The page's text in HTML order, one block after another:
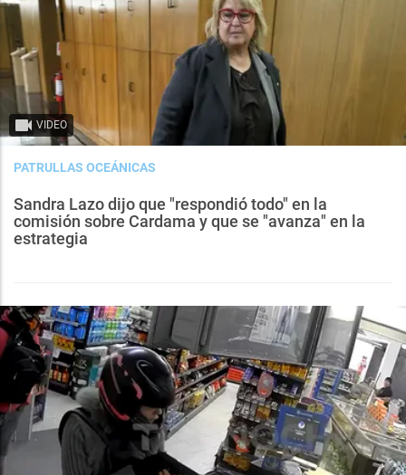
VIDEO
PATRULLAS OCEÁNICAS
Sandra Lazo dijo que "respondió todo" en la
comisión sobre Cardama y que se "avanza" en la
estrategia